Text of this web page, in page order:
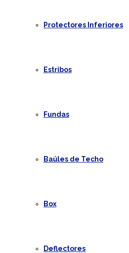
Protectores Inferiores
Estribos
Fundas
Baúles de Techo
Box
Deflectores